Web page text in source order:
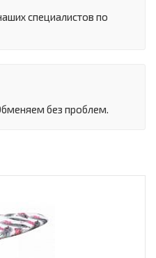
специалистов по
без проблем.